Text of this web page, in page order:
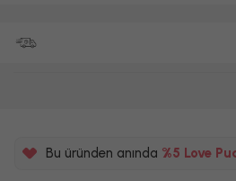
Bu üründen anında %5 Love